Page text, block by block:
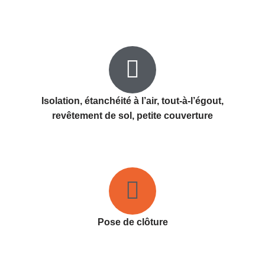
Isolation, étanchéité à l’air, tout-à-l’égout,
revêtement de sol, petite couverture
Pose de clôture